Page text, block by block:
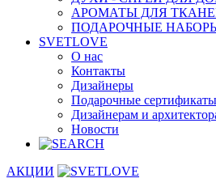
АРОМАТЫ ДЛЯ
ПОДАРОЧНЫЕ
SVETLOVE
О нас
Контакты
Дизайнеры
Подарочные сертификаты
Дизайнерам и
Новости
АКЦИИ